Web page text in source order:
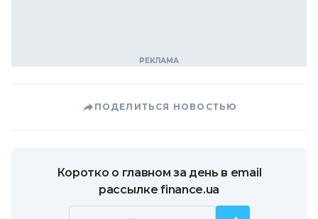
ПОДЕЛИТЬСЯ НОВОСТЬЮ
Коротко о главном за день в email
рассылке finance.ua